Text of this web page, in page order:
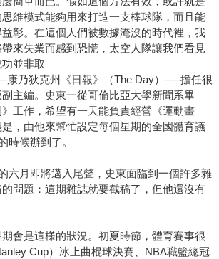
維模式能夠用來打造一支棒球隊，而且能
彰。在這個人們被數據淹沒的時代裡，我
來失業而感到恐慌，太空人隊讓我們看見
並非取
康乃狄克州《日報》（The Day）──擔任很
主編。史東一從哥倫比亞大學新聞系畢
工作，希望有一天能負責經營《運動畫
，由他來幫忙設定每個星期的全國體育議
時候辦到了。
六月即將邁入尾聲，史東面臨到一個許多雜
問題：這期雜誌就要截稿了，但他還沒有
會是這樣的狀況。初夏時節，體育賽事很
Cup）冰上曲棍球決賽、NBA職籃總冠